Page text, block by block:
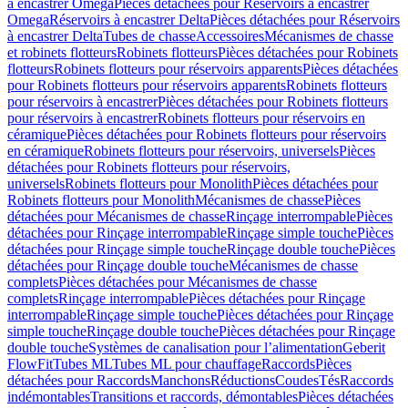
à encastrer Omega Pièces détachées pour Réservoirs à encastrer
OmegaRéservoirs à encastrer DeltaPièces détachées pour Réservoirs
à encastrer DeltaTubes de chasseAccessoiresMécanismes de chasse
et robinets flotteursRobinets flotteursPièces détachées pour Robinets
flotteursRobinets flotteurs pour réservoirs apparentsPièces détachées
pour Robinets flotteurs pour réservoirs apparentsRobinets flotteurs
pour réservoirs à encastrerPièces détachées pour Robinets flotteurs
pour réservoirs à encastrerRobinets flotteurs pour réservoirs en
céramiquePièces détachées pour Robinets flotteurs pour réservoirs
en céramiqueRobinets flotteurs pour réservoirs, universelsPièces
détachées pour Robinets flotteurs pour réservoirs,
universelsRobinets flotteurs pour MonolithPièces détachées pour
Robinets flotteurs pour MonolithMécanismes de chassePièces
détachées pour Mécanismes de chasseRinçage interrompablePièces
détachées pour Rinçage interrompableRinçage simple touchePièces
détachées pour Rinçage simple toucheRinçage double touchePièces
détachées pour Rinçage double toucheMécanismes de chasse
completsPièces détachées pour Mécanismes de chasse
completsRinçage interrompablePièces détachées pour Rinçage
interrompableRinçage simple touchePièces détachées pour Rinçage
simple toucheRinçage double touchePièces détachées pour Rinçage
double toucheSystèmes de canalisation pour l’alimentationGeberit
FlowFitTubes MLTubes ML pour chauffageRaccordsPièces
détachées pour RaccordsManchonsRéductionsCoudesTésRaccords
indémontablesTransitions et raccords, démontablesPièces détachées